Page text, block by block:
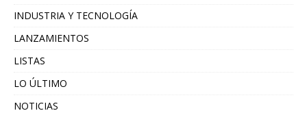
INDUSTRIA Y TECNOLOGÍA
LANZAMIENTOS
LISTAS
LO ÚLTIMO
NOTICIAS